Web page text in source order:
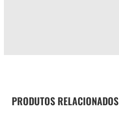
PRODUTOS RELACIONADOS